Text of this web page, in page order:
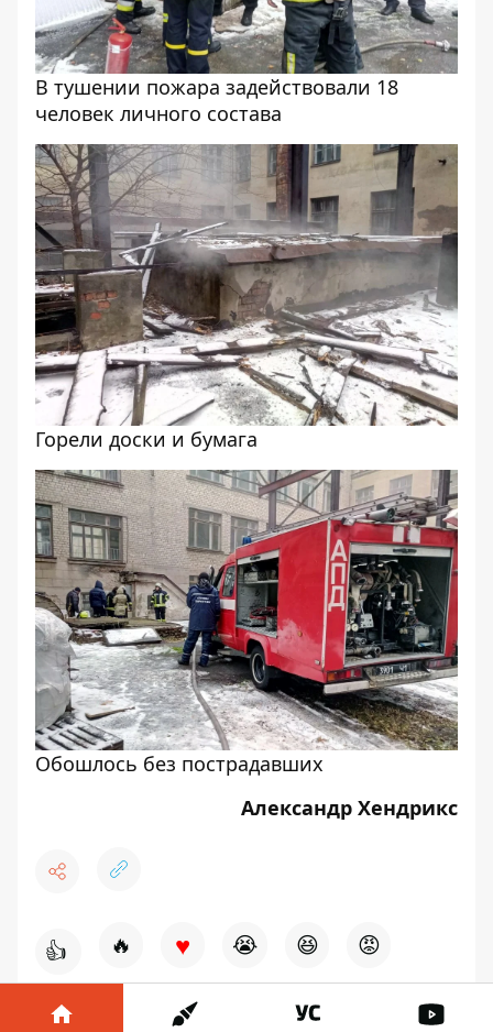
В тушении пожара задействовали 18
человек личного состава
Горели доски и бумага
Обошлось без пострадавших
Александр Хендрикс
👍 🔥 ♥ 😭 😆 😡